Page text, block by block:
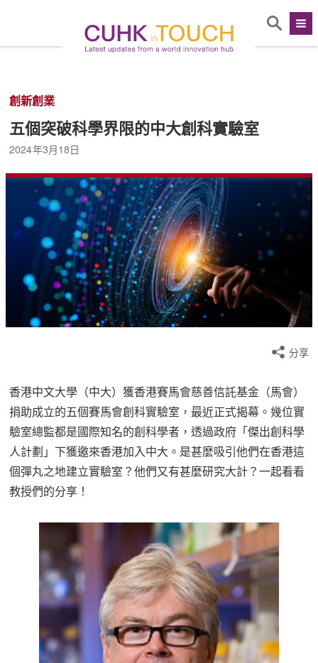
創新創業
五個突破科學界限的中大創科實驗室
2024年3月18日
分享
香港中文大學（中大）獲香港賽馬會慈善信託基金（馬會）
捐助成立的五個賽馬會創科實驗室，最近正式揭幕。幾位實
驗室總監都是國際知名的創科學者，透過政府「傑出創科學
人計劃」下獲邀來香港加入中大。是甚麼吸引他們在香港這
個彈丸之地建立實驗室？他們又有甚麼研究大計？一起看看
教授們的分享！